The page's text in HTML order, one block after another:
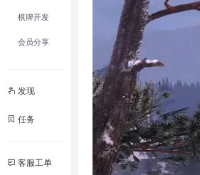
棋牌开发
会员分享
发现
任务
客服工单